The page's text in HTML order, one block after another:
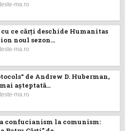
ma.ro
cu ce cărţi deschide Humanitas
noul sezon...
ma.ro
de Andrew D. Huberman,
așteptată...
ma.ro
confucianism la comunism: